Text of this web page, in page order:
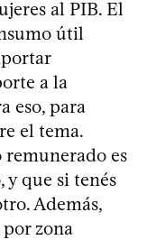
al PIB. El
útil
a la
eso, para
el tema.
es
que si tenés
Además,
zona